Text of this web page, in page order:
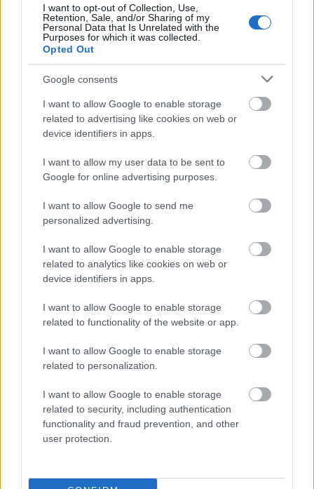
I want to opt-out of Collection, Use,
Retention, Sale, and/or Sharing of my
Personal Data that Is Unrelated with the
Purposes for which it was collected.
Opted Out
Google consents
I want to allow Google to enable storage
related to advertising like cookies on web or
device identifiers in apps.
I want to allow my user data to be sent to
Google for online advertising purposes.
I want to allow Google to send me
personalized advertising.
I want to allow Google to enable storage
related to analytics like cookies on web or
device identifiers in apps.
I want to allow Google to enable storage
related to functionality of the website or app.
I want to allow Google to enable storage
related to personalization.
I want to allow Google to enable storage
related to security, including authentication
functionality and fraud prevention, and other
user protection.
gyümölccsel remek lesz, szezontól függően készülhet
eperrel, cseresznyével, barackkal.
Amikor megsült porcukorral megszórhatod, akkor
még gusztusosabb lesz, de persze ez elhagyható.
A dekorálásnak csak a képzeletünk szabhat határt,
gyöngyökkel, egyéb tortadíszítő kellékkekkel
tehetjük még pompásabbá.
Kalóriaszegénynek nem mondható, mint ahogy
egyetlen sütemény sem. Ön is édesszájú és
egyszerre? Ezzel nincs egyedül. Azonban tudni kell,
hogy ha többet eszünk, mint amire a
elszaladhat velünk a ló és túlsúlyosakká válhatunk.
A túlsúlytól pedig nagyon nehéz megszabadulni.
Főleg, annak, aki szereti a hasát. Ilyenkor segíthetnek
a fogyasztószerek, amelyek az éhségérzetet
redukálják le. Egyszerűen nem leszünk éhesek, így
csak annyit eszünk, ami a szervezetünk egészséges
működéséhez szükséges.
Külnöböző hatóanyagokkal bíró termékek kaphatók:
Genesis Sibutramine, Adipex Retard, Adipex-P,
Genesis Clenbuterol, lényegi hatásuk hasonló.
Mielőtt a döntését meghozná érdemes
vélemények felől tájékozódni, hogy pontos